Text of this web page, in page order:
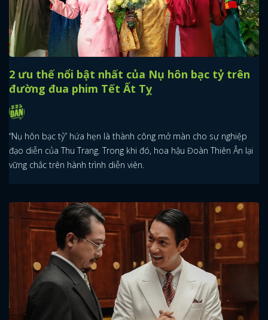
2 ưu thế nổi bật nhất của Nụ hôn bạc tỷ trên
đường đua phim Tết Ất Tỵ
“Nụ hôn bạc tỷ” hứa hẹn là thành công mở màn cho sự nghiệp
đạo diễn của Thu Trang. Trong khi đó, hoa hậu Đoàn Thiên Ân lại
vững chắc trên hành trình diễn viên.